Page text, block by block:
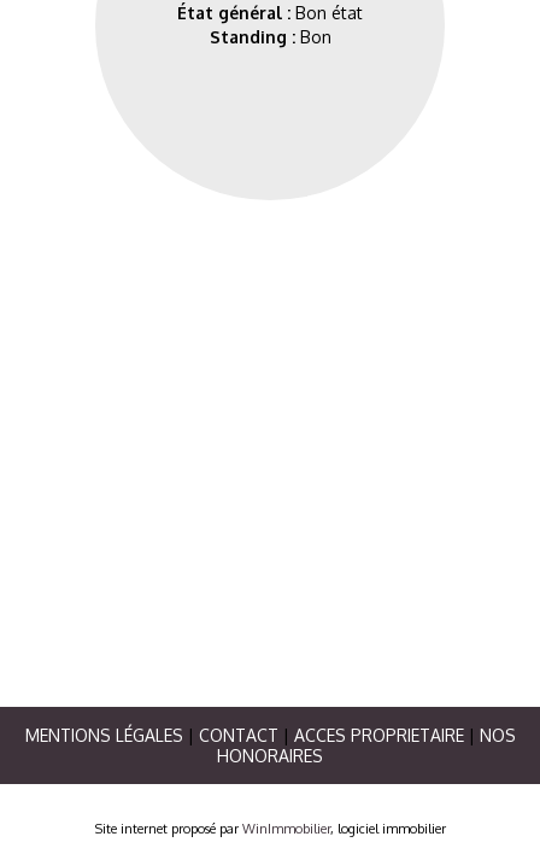
État général : Bon état
Standing : Bon
MENTIONS LÉGALES | CONTACT | ACCES PROPRIETAIRE| NOS
HONORAIRES
Site internet proposé par WinImmobilier, logiciel immobilier